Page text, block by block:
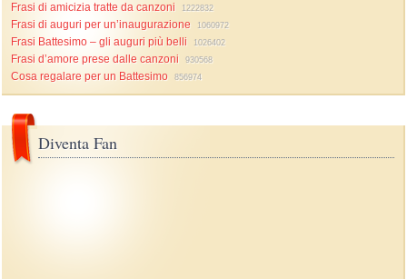
Frasi di amicizia tratte da canzoni 1222832
Frasi di auguri per un’inaugurazione 1060972
Frasi Battesimo – gli auguri più belli 1026402
Frasi d’amore prese dalle canzoni 930568
Cosa regalare per un Battesimo 856974
Diventa Fan